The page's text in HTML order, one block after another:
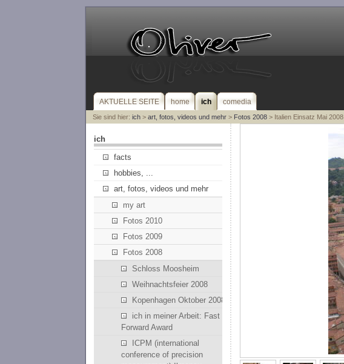
AKTUELLE SEITE home ich comedia
Sie sind hier: ich> art, fotos, videos und mehr> Fotos 2008> Italien Einsatz Mai 2008
ich
facts
hobbies, ...
art, fotos, videos und mehr
my art
Fotos 2010
Fotos 2009
Fotos 2008
Schloss Moosheim
Weihnachtsfeier 2008
Kopenhagen Oktober 2008
ich in meiner Arbeit: Fast
Forward Award
ICPM (international
conference of precision